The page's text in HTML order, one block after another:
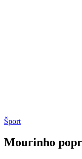
Šport
Mourinho